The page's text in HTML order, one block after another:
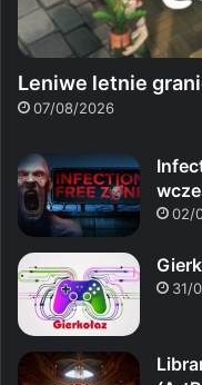
Leniwe letnie
07/08/2026
02/
31/